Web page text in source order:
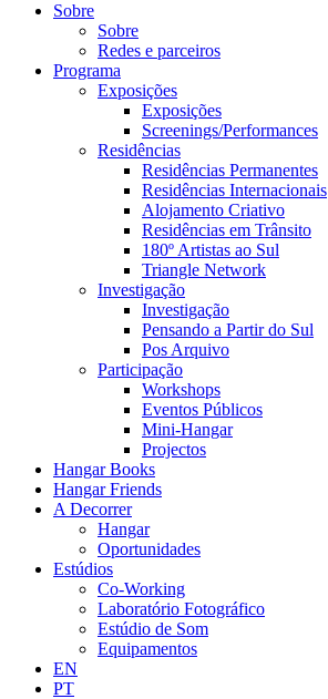
Sobre
Sobre
Redes e parceiros
Programa
Exposições
Exposições
Screenings/Performances
Residências
Residências Permanentes
Residências Internacionais
Alojamento Criativo
Residências em Trânsito
180º Artistas ao Sul
Triangle Network
Investigação
Investigação
Pensando a Partir do Sul
Pos Arquivo
Participação
Workshops
Eventos Públicos
Mini-Hangar
Projectos
Hangar Books
Hangar Friends
A Decorrer
Hangar
Oportunidades
Estúdios
Co-Working
Laboratório Fotográfico
Estúdio de Som
Equipamentos
EN
PT